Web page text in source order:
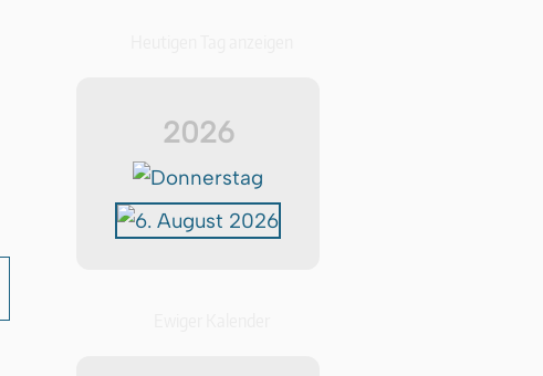
2026